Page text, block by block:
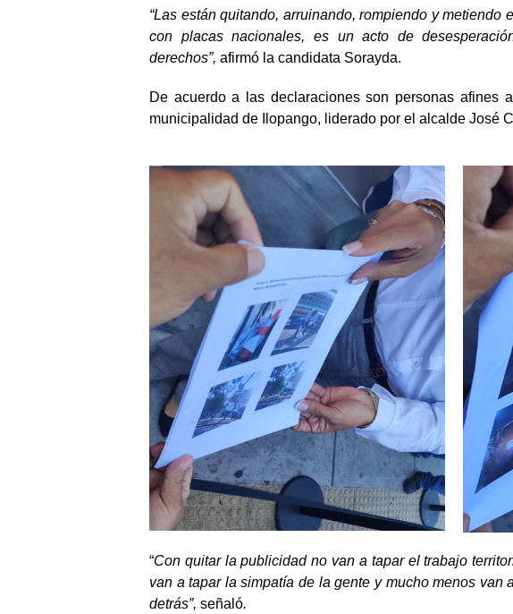
“Las están quitando, arruinando, rompiendo y metiendo
con placas nacionales, es un acto de
derechos”, afirmó la candidata Sorayda.
De acuerdo a las declaraciones son personas afines
municipalidad de Ilopango, liderado por el alcalde José
“Con quitar la publicidad no van a tapar el trabajo
van a tapar la simpatía de la gente y mucho menos van
detrás”, señaló.